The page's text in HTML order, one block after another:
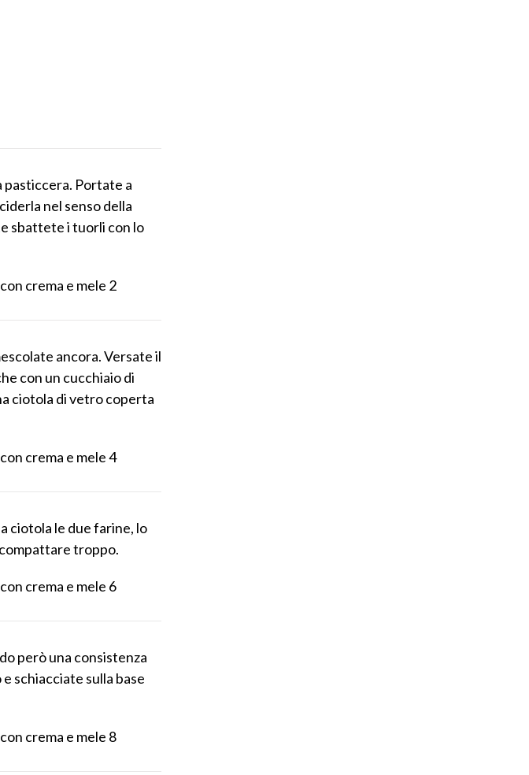
pasticcera. Portate a
nel senso della
sbattete i tuorli con lo
ancora. Versate il
con un cucchiaio di
ciotola di vetro coperta
ciotola le due farine, lo
troppo.
però una consistenza
schiacciate sulla base